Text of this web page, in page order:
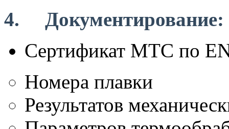
4. Документирование:
Сертификат MTC по
Номера плавки
Результатов